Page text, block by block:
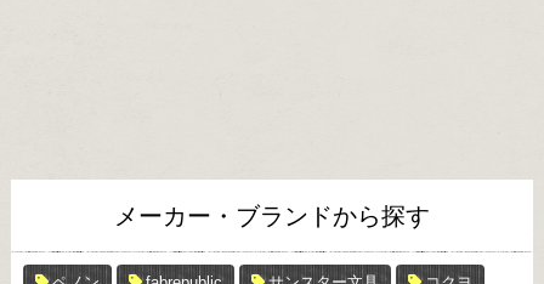
メーカー・ブランドから探す